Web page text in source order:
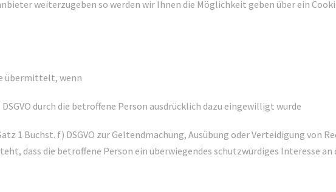
weiterzugeben so werden wir Ihnen die Möglichkeit geben über ein
übermittelt, wenn
DSGVO durch die betroffene Person ausdrücklich dazu eingewilligt wurde
1 Buchst. f) DSGVO zur Geltendmachung, Ausübung oder Verteidigung von
dass die betroffene Person ein überwiegendes schutzwürdiges Interesse